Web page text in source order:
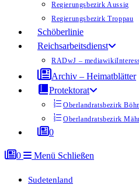
Regierungsbezirk Aussig
Regierungsbezirk Troppau
Schöberlinie
Reichsarbeitsdienst
RADwJ – mediawiki
Archiv – Heimatblätter
Protektorat
Oberlandratsbezirk
Oberlandratsbezirk
0
0 Menü Schließen
Sudetenland